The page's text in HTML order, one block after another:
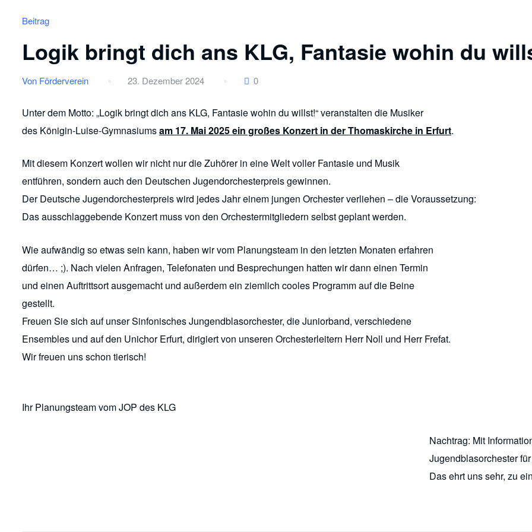
Beitrag
Logik bringt dich ans KLG, Fantasie wohin du
Von Förderverein 23. Dezember 2024 0
Unter dem Motto: „Logik bringt dich ans KLG, Fantasie wohin du willst!“ veranstalten die Musiker
des Königin-Luise-Gymnasiumsam 17. Mai 2025 ein großes Konzert in der Thomaskirche in Erfurt.
Mit diesem Konzert wollen wir nicht nur die Zuhörer in eine Welt voller Fantasie und Musik
entführen, sondern auch den Deutschen Jugendorchesterpreis gewinnen.
Der Deutsche Jugendorchesterpreis wird jedes Jahr einem jungen Orchester verliehen – die Voraussetzung:
Das ausschlaggebende Konzert muss von den Orchestermitgliedern selbst geplant werden.
Wie aufwändig so etwas sein kann, haben wir vom Planungsteam in den letzten Monaten erfahren
dürfen… ;). Nach vielen Anfragen, Telefonaten und Besprechungen hatten wir dann einen Termin
und einen Auftrittsort ausgemacht und außerdem ein ziemlich cooles Programm auf die Beine
gestellt.
Freuen Sie sich auf unser Sinfonisches Jungendblasorchester, die Juniorband, verschiedene
Ensembles und auf den Unichor Erfurt, dirigiert von unseren Orchesterleitern Herr Noll und Herr Frefat.
Wir freuen uns schon tierisch!
Ihr Planungsteam vom JOP des KLG
Nachtrag: Mit
Jugendblasorchester
Das ehrt uns sehr, zu